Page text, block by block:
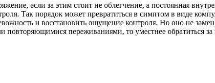
если за этим стоит не облегчение, а постоянная
Так порядок может превратиться в симптом в виде
и восстановить ощущение контроля. Но оно не
повторяющимися переживаниями, то уместнее обратиться